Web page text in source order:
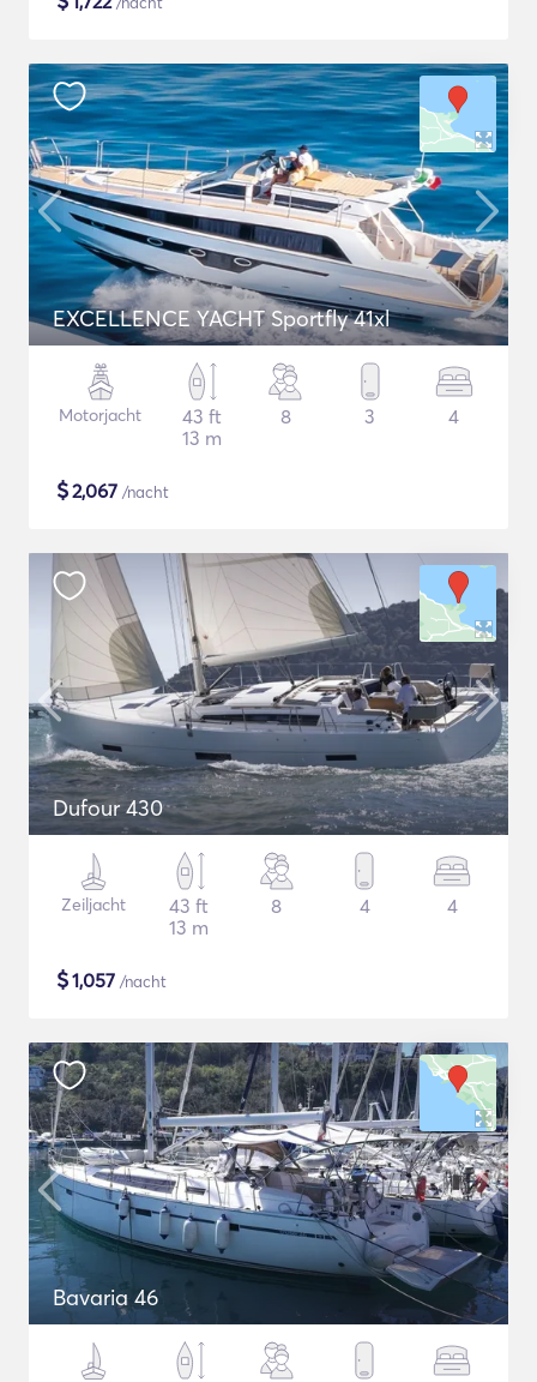
EXCELLENCE YACHT Sportfly 41xl
Motorjacht
43 ft
13 m
8 3 4
$2,067 /nacht
Dufour 430
Zeiljacht
43 ft
13 m
8 4 4
$1,057 /nacht
Bavaria 46